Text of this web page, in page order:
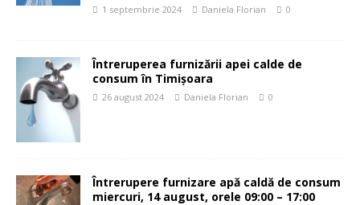
1 septembrie 2024 Daniela Florian 0
Întreruperea furnizării apei calde de
consum în Timișoara
26 august 2024 Daniela Florian 0
Întrerupere furnizare apă caldă de consum
miercuri, 14 august, orele 09:00 – 17:00